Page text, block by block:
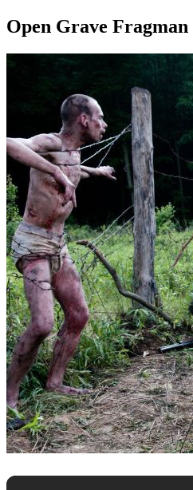
Open Grave Fragman